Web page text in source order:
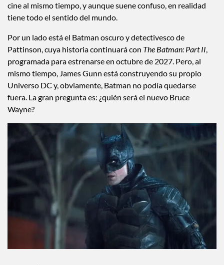
cine al mismo tiempo, y aunque suene confuso, en realidad
tiene todo el sentido del mundo.
Por un lado está el Batman oscuro y detectivesco de
Pattinson, cuya historia continuará con The Batman: Part II,
programada para estrenarse en octubre de 2027. Pero, al
mismo tiempo, James Gunn está construyendo su propio
Universo DC y, obviamente, Batman no podía quedarse
fuera. La gran pregunta es: ¿quién será el nuevo Bruce
Wayne?